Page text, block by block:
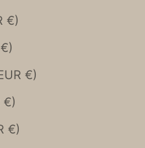
Moldavie (EUR €)
Monaco (EUR €)
Monténégro (EUR €)
Norvège (EUR €)
Pays-Bas (EUR €)